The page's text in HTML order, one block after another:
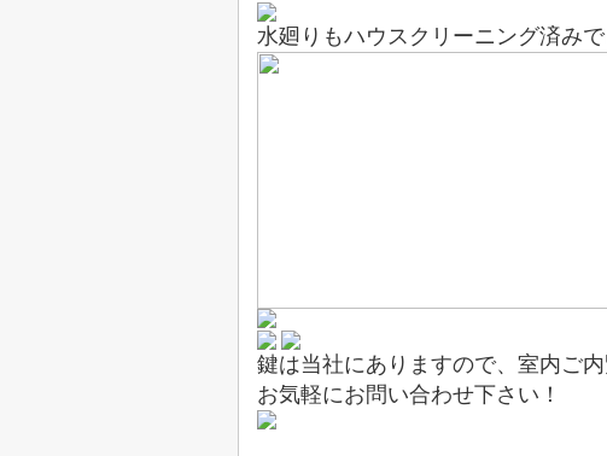
水廻りもハウスクリーニング済み
鍵は当社にありますので、室内ご
お気軽にお問い合わせ下さい！